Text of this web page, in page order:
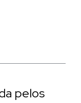
pelos